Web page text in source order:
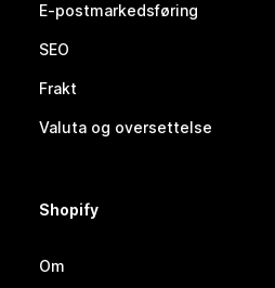
E-postmarkedsføring
SEO
Frakt
Valuta og oversettelse
Shopify
Om